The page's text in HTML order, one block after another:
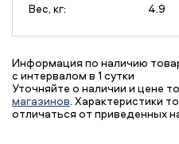
Вес, кг:
4.9
Информация по наличию
с интервалом в 1 сутки
Уточняйте о наличии и цене
магазинов. Характеристики
отличаться от приведенных